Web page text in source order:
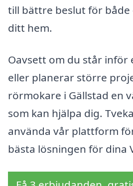
till bättre beslut för både
ditt hem.
Oavsett om du står inför
eller planerar större
rörmokare i Gällstad en
som kan hjälpa dig.
använda vår plattform
bästa lösningen för dina